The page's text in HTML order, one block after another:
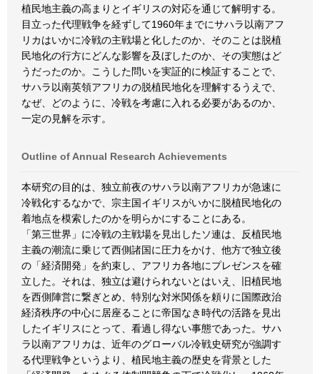
植民地主義の高まりとイギリスの対応を通じて解明する。
目立った代理戦争を経ずして1960年までにサハラ以南アフ
リカはいかに冷戦の主戦場と化したのか、そのことは脱植
民地化の行方にどんな影響を及ぼしたのか、その実態はど
うだったのか。こうした問いを実証的に検証することで、
サハラ以南英領アフリカの脱植民地化を理解するうえで、
なぜ、どのように、冷戦を考慮に入れる必要があるのか、
一定の見解を示す。
Outline of Annual Research Achievements
本研究の目的は、独立前夜のサハラ以南アフリカが急速に
冷戦化するなかで、宗主国イギリスがいかに脱植民地化の
着地点を模索したのかを明らかにすることにある。
「第三世界」に冷戦の主戦場を見出したソ連は、反植民地
主義の潮流に乗じて西側諸国に圧力をかけ、他方で独立後
の「経済開発」を約束し、アフリカ各地にプレゼンスを確
立した。それは、独立は避けられないとはいえ、旧植民地
を西側陣営に繋ぎとめ、特別な対米関係を頼りに国際政治
経済秩序の中心に居座ることに帝国なき時代の活路を見出
したイギリスにとって、看過し得ない事態であった。サハ
ラ以南アフリカは、近年のグローバル冷戦史研究が強調す
る代理戦争というより、植民地主義の歴史を背景とした